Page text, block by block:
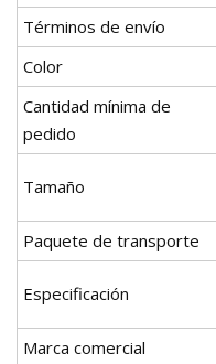
Términos de envío
Color
Cantidad mínima de
pedido
Tamaño
Paquete de transporte
Especificación
Marca comercial